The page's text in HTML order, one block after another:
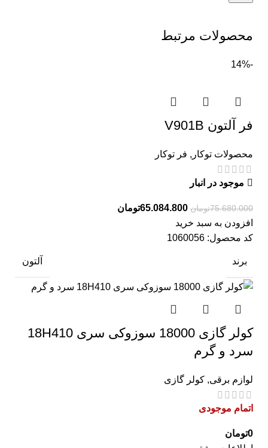
محصولات مرتبط
-14%
فر آلتون V901B
محصولات توکار , فر توکار
موجود در انبار
75.680.000تومان 65.084.800تومان
افزودن به سبد خرید
کد محصول: 1060056
برند آلتون
کولر گازی 18000 سوزوکی سری 18H410
سرد و گرم
لوازم برقی, کولر گازی
اتمام موجودی
0تومان